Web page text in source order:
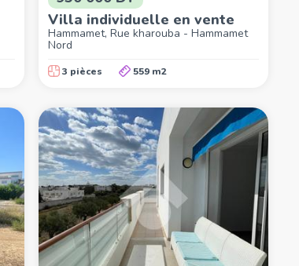
Villa individuelle en vente
Hammamet, Rue kharouba - Hammamet
Nord
3 pièces 559 m2